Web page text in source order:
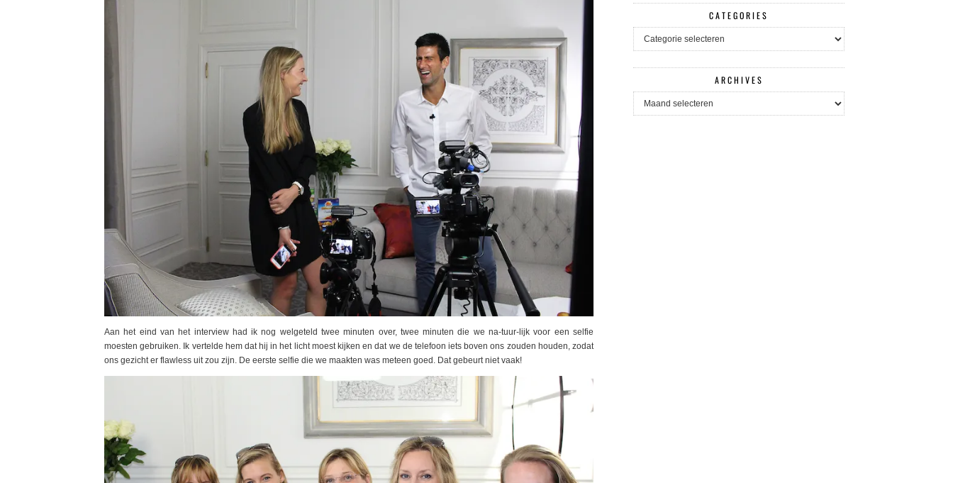
Aan het eind van het interview had ik nog welgeteld twee minuten over, twee minuten die we na-tuur-lijk voor een selfie
moesten gebruiken. Ik vertelde hem dat hij in het licht moest kijken en dat we de telefoon iets boven ons zouden houden, zodat
ons gezicht er flawless uit zou zijn. De eerste selfie die we maakten was meteen goed. Dat gebeurt niet vaak!
CATEGORIES
CATEGORIES
ARCHIVES
ARCHIVES